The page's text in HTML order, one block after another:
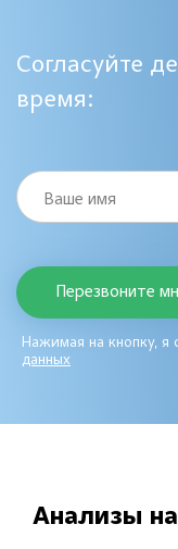
Согласуйте
время:
Ваше имя
Нажимая на кнопку, я
данных
Анализы